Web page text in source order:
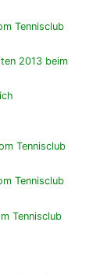
Tennisclub
2013 beim
Tennisclub
Tennisclub
Tennisclub